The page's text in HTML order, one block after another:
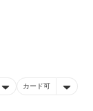
カード可